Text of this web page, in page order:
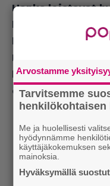
Hanks loistavat
komediassa –
kokemuksista
Lue myös:
kuvan suositun
osan kuvauksista
Arvostamme
Tarvitsemme
Me ja huolellisesti
hyödynnämme
käyttäjäkokemuksen
mainoksia.
Hyväksymällä